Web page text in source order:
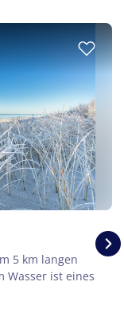
5 km langen
Wasser ist eines